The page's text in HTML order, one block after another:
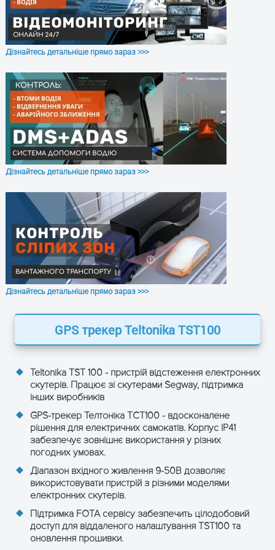
Дізнайтесь детальніше прямо зараз >>>
Дізнайтесь детальніше прямо зараз >>>
Дізнайтесь детальніше прямо зараз >>>
GPS трекер Teltonika TST100
Teltonika TST 100 - пристрій відстеження електронних
скутерів. Працює зі скутерами Segway, підтримка
інших виробників
GPS-трекер Телтоніка ТСТ100 - вдосконалене
рішення для електричних самокатів. Корпус IP41
забезпечує зовнішнє використання у різних
погодних умовах.
Діапазон вхідного живлення 9-50В дозволяє
використовувати пристрій з різними моделями
електронних скутерів.
Підтримка FOTA сервісу забезпечить цілодобовий
доступ для віддаленого налаштування TST100 та
оновлення прошивки.
Режими
збереження енергії
GPS sleep, Deep Sleep, Ultra
Deep Sleep, Online Deep
Sleep
Поточна
Середня
швидкість,
Загальний пробіг,
Температура
самокату,
Температура
вбудованої
батареї,
Прогнозований
пробіг,
Відсоток заряду
батареї, Поточний
режим роботи,
Коди помилок, Час
їзди
Керування
скутером
Увімкнення / вимкнення
двигуна, Блокування /
розблокування,
Підсвічування вкл / вимк ,
звуковий сигнал,
Встановлення обмеження
швидкості (для кожного
Установка прискорення
Оновлення
прошивки та
конфігурації
FOTA Web (Cloud based
Configurator (USB,
Bluetooth)
Підтримувані
сценарії
Jamming Detection,
Виявлення відключення,
Геозони, Визначення
початку та кінця поїздки
Запобігання
крадіжкам
Подача сигналу тривоги
ЗАЛИШТЕ ЗАЯВКУ
ОТРИМАТИ КОНСУЛЬТАЦІЮ